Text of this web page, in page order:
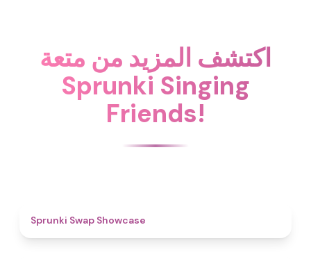
اكتشف المزيد من متعة
Sprunki Singing
Friends!
Sprunki Swap Showcase